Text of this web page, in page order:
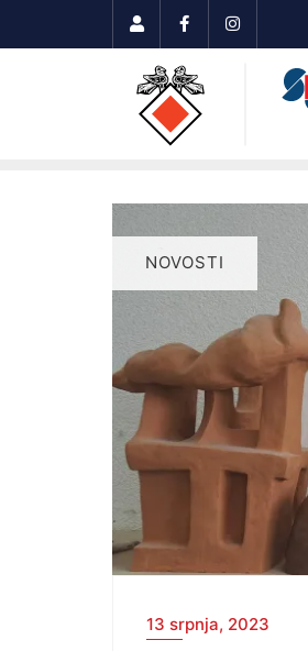
NOVOSTI
13 srpnja, 2023